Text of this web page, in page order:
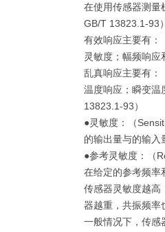
在使用传感器测量
GB/T 13823.1-93
有效响应主要有：
灵敏度；幅频响
乱真响应主要有：
温度响应；瞬变温
13823.1-93）
●灵敏度：（
的输出量与的输入
●参考灵敏度：（
在给定的参考频率
传感器灵敏度越高
器越重，共振频率
一般情况下，传感